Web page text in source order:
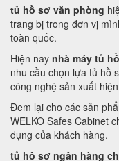
tủ hồ sơ văn phòng
trang bị trong đơn vị
toàn quốc.
Hiện nay nhà máy tủ
nhu cầu chọn lựa tủ hồ
công nghệ sản xuất
Đem lại cho các sản
WELKO Safes Cabinet
dụng của khách hàng.
tủ hồ sơ ngân hàng